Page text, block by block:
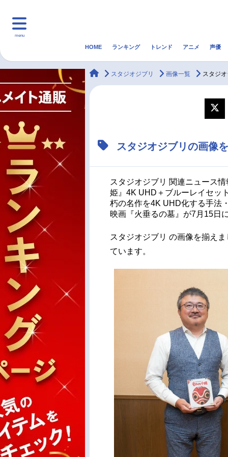
menu
マンガ・ラノベ 音楽
アニメ記事一覧
声優記事一覧
HOME ランキング トレンド アニメ 声優
animateTimes
スタジオジブリ 画像一覧 スタジ
スタジオジブリの画像
スタジオジブリ 関連ニュース
姫』4K UHD＋ブルーレイセッ
朽の名作を4K UHD化する手法
映画『火垂るの墓』が7月15日
スタジオジブリ の画像を揃え
ています。